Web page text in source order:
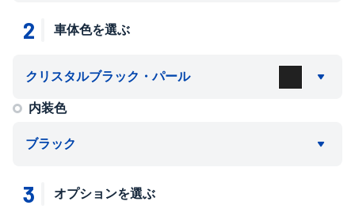
2 車体色を選ぶ
クリスタルブラック・パール
内装色
ブラック
3 オプションを選ぶ